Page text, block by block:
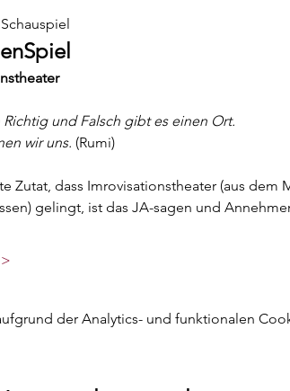
und Falsch gibt es einen Ort.
wir uns. (Rumi)
Zutat, dass Imrovisationstheater (aus
gelingt, ist das JA-sagen und
der Analytics- und funktionalen